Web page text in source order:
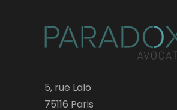
5, rue Lalo
75116 Paris